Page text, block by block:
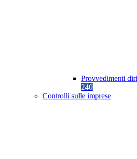
Provvedimenti
240
Controlli sulle imprese